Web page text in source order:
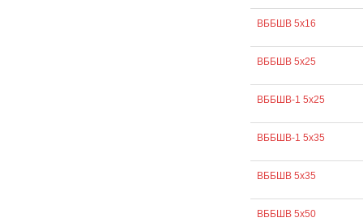
ВББШВ 5х16
ВББШВ 5х25
ВББШВ-1 5х25
ВББШВ-1 5х35
ВББШВ 5х35
ВББШВ 5х50